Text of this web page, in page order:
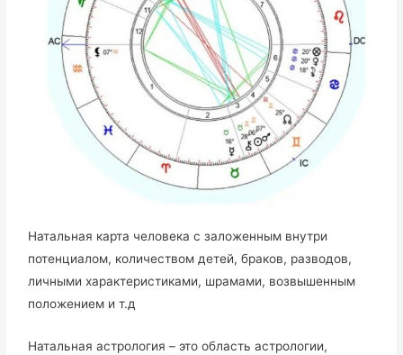
Натальная карта человека с заложенным внутри
потенциалом, количеством детей, браков, разводов,
личными характеристиками, шрамами, возвышенным
положением и т.д
Натальная астрология – это область астрологии,